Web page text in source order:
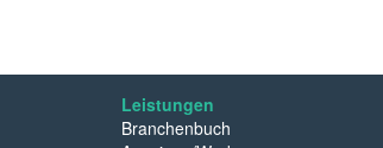
Leistungen
Branchenbuch